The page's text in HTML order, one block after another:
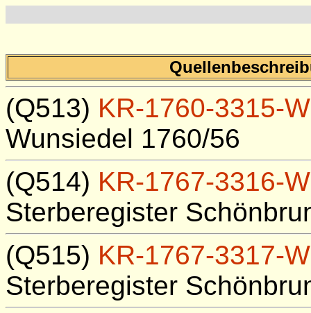
(Q513) KR-1760-3315-
Wunsiedel 1760/56
(Q514) KR-1767-3316-
Sterberegister
(Q515) KR-1767-3317-
Sterberegister